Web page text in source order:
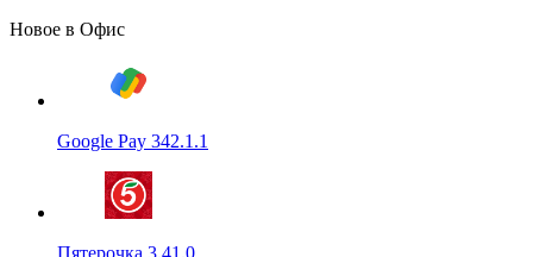
Новое в Офис
Google Pay 342.1.1
Пятерочка 3.41.0